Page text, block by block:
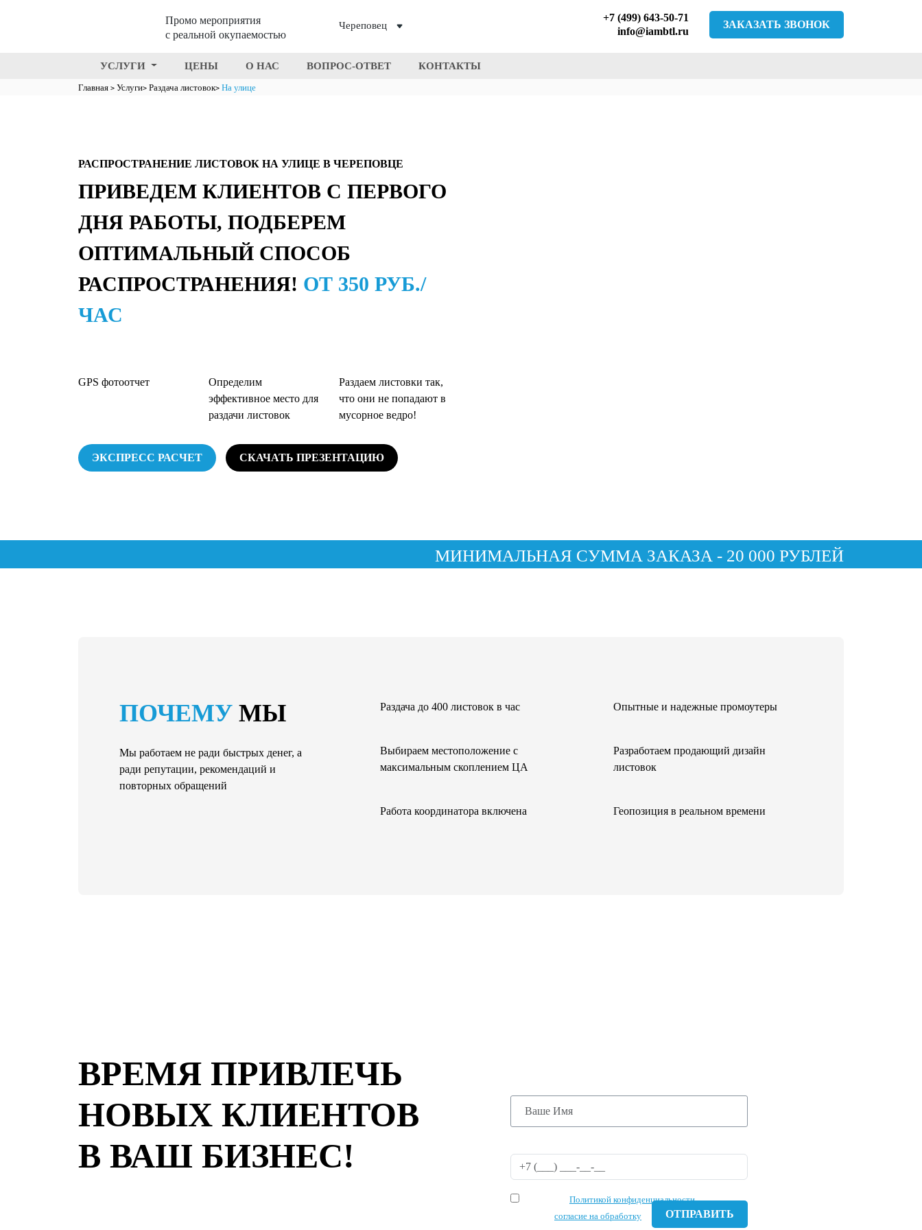
Промо мероприятия
с реальной окупаемостью
ЗАКАЗАТЬ ЗВОНОК
+7 (499) 643-50-71
info@iambtl.ru
Череповец
УСЛУГИ ЦЕНЫ О НАС ВОПРОС-ОТВЕТ КОНТАКТЫ
Главная Услуги Раздача листовок На улице
РАСПРОСТРАНЕНИЕ ЛИСТОВОК НА УЛИЦЕ В ЧЕРЕПОВЦЕ
ПРИВЕДЕМ КЛИЕНТОВ С ПЕРВОГО
ДНЯ РАБОТЫ, ПОДБЕРЕМ
ОПТИМАЛЬНЫЙ СПОСОБ
РАСПРОСТРАНЕНИЯ! ОТ 350 РУБ./
ЧАС
GPS фотоотчет
Определим
эффективное место для
раздачи листовок
Раздаем листовки так,
что они не попадают в
мусорное ведро!
ЭКСПРЕСС РАСЧЕТ СКАЧАТЬ ПРЕЗЕНТАЦИЮ
МИНИМАЛЬНАЯ СУММА ЗАКАЗА - 20 000 РУБЛЕЙ
ПОЧЕМУ МЫ
Мы работаем не ради быстрых денег, а
ради репутации, рекомендаций и
повторных обращений
Раздача до 400 листовок в час Опытные и надежные промоутеры
Выбираем местоположение с
максимальным скоплением ЦА
Разработаем продающий дизайн
листовок
Работа координатора включена Геопозиция в реальном времени
ВРЕМЯ ПРИВЛЕЧЬ
НОВЫХ КЛИЕНТОВ
В ВАШ БИЗНЕС!
Политикой конфиденциальности
согласие на обработку